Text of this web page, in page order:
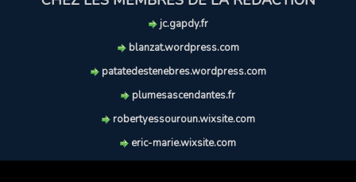
jc.gapdy.fr
blanzat.wordpress.com
patatedestenebres.wordpress.com
plumesascendantes.fr
robertyessouroun.wixsite.com
eric-marie.wixsite.com